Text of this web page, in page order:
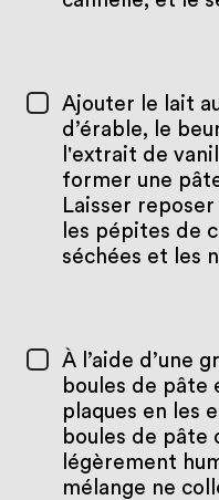
Ajouter le lait
d’érable, le
l'extrait de
former une
Laisser
les pépites de
séchées et les
À l’aide d’une
boules de pâte
plaques en les
boules de pâte
légèrement
mélange ne